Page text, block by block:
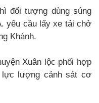
đối tượng dùng súng
yêu cầu lấy xe tải chở
Khánh.
Xuân lộc phối hợp
lực lượng cảnh sát cơ